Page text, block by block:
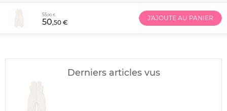
55,90 €
50,50 €
J'AJOUTE AU PANIER
Derniers articles vus